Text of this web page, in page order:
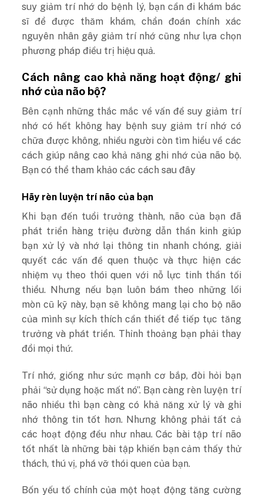
suy giảm trí nhớ do bệnh lý, bạn cần đi khám bác
sĩ để được thăm khám, chẩn đoán chính xác
nguyên nhân gây giảm trí nhớ cũng như lựa chọn
phương pháp điều trị hiệu quả.
Cách nâng cao khả năng hoạt động/ ghi
nhớ của não bộ?
Bên cạnh những thắc mắc về vấn đề suy giảm trí
nhớ có hết không hay bệnh suy giảm trí nhớ có
chữa được không, nhiều người còn tìm hiểu về các
cách giúp nâng cao khả năng ghi nhớ của não bộ.
Bạn có thể tham khảo các cách sau đây
Hãy rèn luyện trí não của bạn
Khi bạn đến tuổi trưởng thành, não của bạn đã
phát triển hàng triệu đường dẫn thần kinh giúp
bạn xử lý và nhớ lại thông tin nhanh chóng, giải
quyết các vấn đề quen thuộc và thực hiện các
nhiệm vụ theo thói quen với nỗ lực tinh thần tối
thiểu. Nhưng nếu bạn luôn bám theo những lối
mòn cũ kỹ này, bạn sẽ không mang lại cho bộ não
của mình sự kích thích cần thiết để tiếp tục tăng
trưởng và phát triển. Thỉnh thoảng bạn phải thay
đổi mọi thứ.
Trí nhớ, giống như sức mạnh cơ bắp, đòi hỏi bạn
phải “sử dụng hoặc mất nó”. Bạn càng rèn luyện trí
não nhiều thì bạn càng có khả năng xử lý và ghi
nhớ thông tin tốt hơn. Nhưng không phải tất cả
các hoạt động đều như nhau. Các bài tập trí não
tốt nhất là những bài tập khiến bạn cảm thấy thử
thách, thú vị, phá vỡ thói quen của bạn.
Bốn yếu tố chính của một hoạt động tăng cường